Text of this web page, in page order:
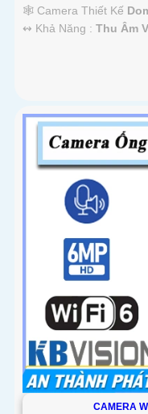
🕸️ Camera Thiết Kế
️↭ Khả Năng : Thu Âm
CAMERA